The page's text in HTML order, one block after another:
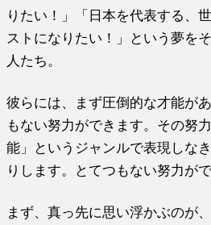
りたい！」「日本を代表する、
ストになりたい！」という夢を
人たち。
彼らには、まず圧倒的な才能が
もない努力ができます。その努
能」というジャンルで表現しな
りします。とてつもない努力が
まず、真っ先に思い浮かぶのが